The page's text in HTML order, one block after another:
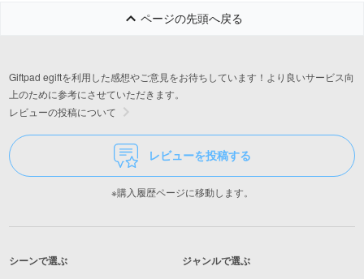
ページの先頭へ戻る
Giftpad egiftを利用した感想やご意見をお待ちしています！より良いサービス向
上のために参考にさせていただきます。
レビューの投稿について
レビューを投稿する
※購入履歴ページに移動します。
シーンで選ぶ ジャンルで選ぶ